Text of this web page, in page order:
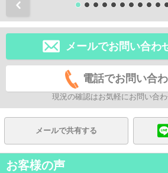
メールでお問い合わ
電話でお問い合
現況の確認はお気軽にお問い合わ
メールで共有する
お客様の声